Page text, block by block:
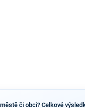
či obci? Celkové